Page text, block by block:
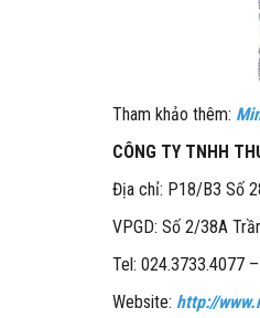
Tham khảo thêm:
CÔNG TY TNHH
Địa chỉ: P18/B3 Số
VPGD: Số 2/38A
Tel: 024.3733.4077
Website: http://